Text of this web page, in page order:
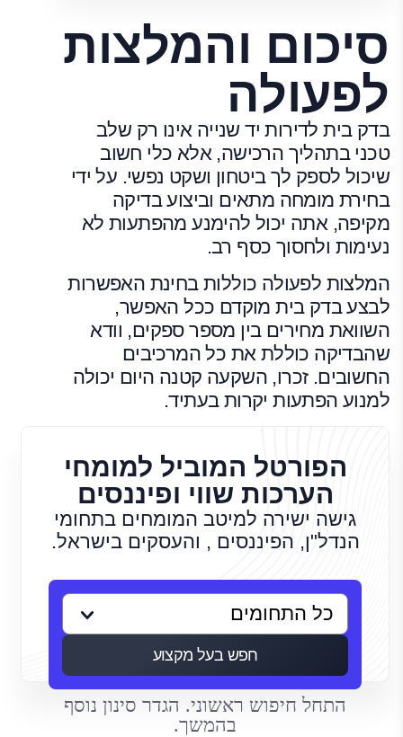
סיכום והמלצות
לפעולה
בדק בית לדירות יד שנייה אינו רק שלב
טכני בתהליך הרכישה, אלא כלי חשוב
שיכול לספק לך ביטחון ושקט נפשי. על ידי
בחירת מומחה מתאים וביצוע בדיקה
מקיפה, אתה יכול להימנע מהפתעות לא
נעימות ולחסוך כסף רב.
המלצות לפעולה כוללות בחינת האפשרות
לבצע בדק בית מוקדם ככל האפשר,
השוואת מחירים בין מספר ספקים, וודא
שהבדיקה כוללת את כל המרכיבים
החשובים. זכרו, השקעה קטנה היום יכולה
למנוע הפתעות יקרות בעתיד.
הפורטל המוביל למומחי
הערכות שווי ופיננסים
גישה ישירה למיטב המומחים בתחומי
הנדל"ן, הפיננסים , והעסקים בישראל.
חפש בעל מקצוע
התחל חיפוש ראשוני. הגדר סינון נוסף
בהמשך.